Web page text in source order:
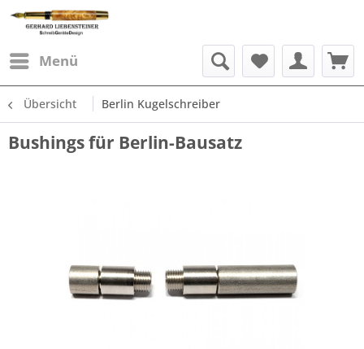
Menü
Übersicht Berlin Kugelschreiber
Bushings für Berlin-Bausatz